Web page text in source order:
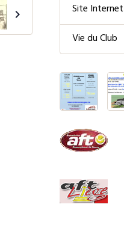
Site Internet
Vie du Club